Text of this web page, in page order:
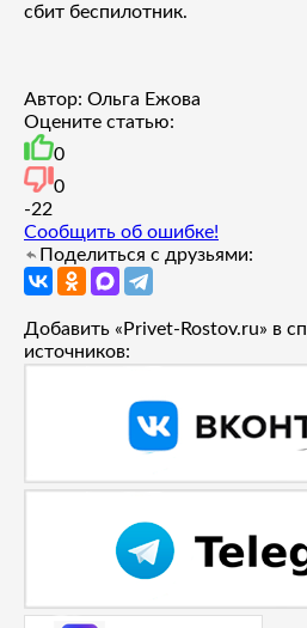
сбит беспилотник.
Автор: Ольга Ежова
Оцените статью:
0
0
-22
Сообщить об ошибке!
Поделиться с друзьями:
Добавить «Privet-Rostov.ru» в
источников: